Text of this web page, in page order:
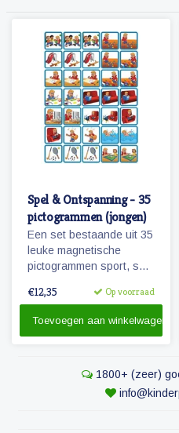
Spel & Ontspanning - 35
pictogrammen (jongen)
Een set bestaande uit 35
leuke magnetische
pictogrammen sport, spel
Wanneer je zwemles
planbord!
€12,35 Op voorraad
Toevoegen aan winkelwagen
1800+ (zeer)